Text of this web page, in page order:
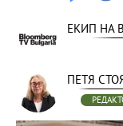
ЕКИП НА
ПЕТЯ